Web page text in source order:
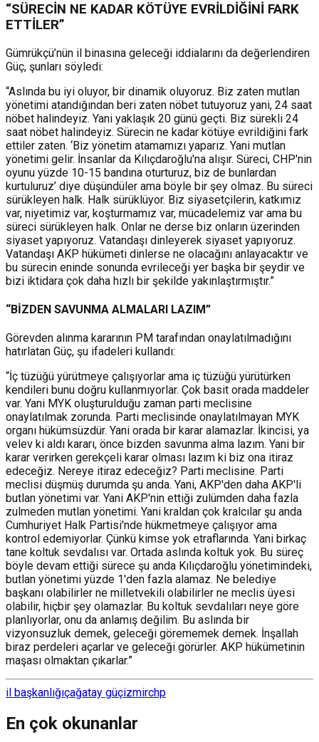
“SÜRECİN NE KADAR KÖTÜYE EVRİLDİĞİNİ FARK
ETTİLER”
Gümrükçü’nün il binasına geleceği iddialarını da değerlendiren
Güç, şunları söyledi:
“Aslında bu iyi oluyor, bir dinamik oluyoruz. Biz zaten mutlan
yönetimi atandığından beri zaten nöbet tutuyoruz yani, 24 saat
nöbet halindeyiz. Yani yaklaşık 20 günü geçti. Biz sürekli 24
saat nöbet halindeyiz. Sürecin ne kadar kötüye evrildiğini fark
ettiler zaten. ‘Biz yönetim atamamızı yaparız. Yani mutlan
yönetimi gelir. İnsanlar da Kılıçdaroğlu'na alışır. Süreci, CHP'nin
oyunu yüzde 10-15 bandına oturturuz, biz de bunlardan
kurtuluruz’ diye düşündüler ama böyle bir şey olmaz. Bu süreci
sürükleyen halk. Halk sürüklüyor. Biz siyasetçilerin, katkımız
var, niyetimiz var, koşturmamız var, mücadelemiz var ama bu
süreci sürükleyen halk. Onlar ne derse biz onların üzerinden
siyaset yapıyoruz. Vatandaşı dinleyerek siyaset yapıyoruz.
Vatandaşı AKP hükümeti dinlerse ne olacağını anlayacaktır ve
bu sürecin eninde sonunda evrileceği yer başka bir şeydir ve
bizi iktidara çok daha hızlı bir şekilde yakınlaştırmıştır.”
“BİZDEN SAVUNMA ALMALARI LAZIM”
Görevden alınma kararının PM tarafından onaylatılmadığını
hatırlatan Güç, şu ifadeleri kullandı:
“İç tüzüğü yürütmeye çalışıyorlar ama iç tüzüğü yürütürken
kendileri bunu doğru kullanmıyorlar. Çok basit orada maddeler
var. Yani MYK oluşturulduğu zaman parti meclisine
onaylatılmak zorunda. Parti meclisinde onaylatılmayan MYK
organı hükümsüzdür. Yani orada bir karar alamazlar. İkincisi, ya
velev ki aldı kararı, önce bizden savunma alma lazım. Yani bir
karar verirken gerekçeli karar olması lazım ki biz ona itiraz
edeceğiz. Nereye itiraz edeceğiz? Parti meclisine. Parti
meclisi düşmüş durumda şu anda. Yani, AKP'den daha AKP'li
butlan yönetimi var. Yani AKP'nin ettiği zulümden daha fazla
zulmeden mutlan yönetimi. Yani kraldan çok kralcılar şu anda
Cumhuriyet Halk Partisi'nde hükmetmeye çalışıyor ama
kontrol edemiyorlar. Çünkü kimse yok etraflarında. Yani birkaç
tane koltuk sevdalısı var. Ortada aslında koltuk yok. Bu süreç
böyle devam ettiği sürece şu anda Kılıçdaroğlu yönetimindeki,
butlan yönetimi yüzde 1'den fazla alamaz. Ne belediye
başkanı olabilirler ne milletvekili olabilirler ne meclis üyesi
olabilir, hiçbir şey olamazlar. Bu koltuk sevdalıları neye göre
planlıyorlar, onu da anlamış değilim. Bu aslında bir
vizyonsuzluk demek, geleceği görememek demek. İnşallah
biraz perdeleri açarlar ve geleceği görürler. AKP hükümetinin
maşası olmaktan çıkarlar.”
il başkanlığıçağatay güçizmirchp
En çok okunanlar